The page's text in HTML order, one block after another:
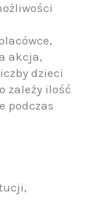
akcja,
dzieci
zależy ilość
podczas